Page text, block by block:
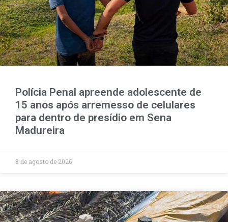
Polícia Penal apreende adolescente de
15 anos após arremesso de celulares
para dentro de presídio em Sena
Madureira
8 de agosto de 2026